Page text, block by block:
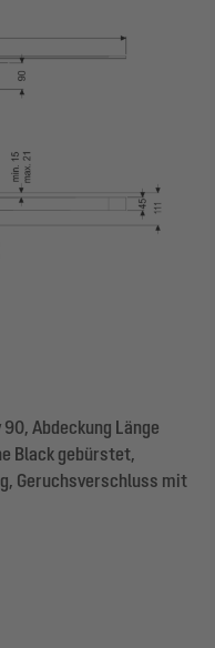
Abdeckung Länge
Black gebürstet,
Geruchsverschluss mit